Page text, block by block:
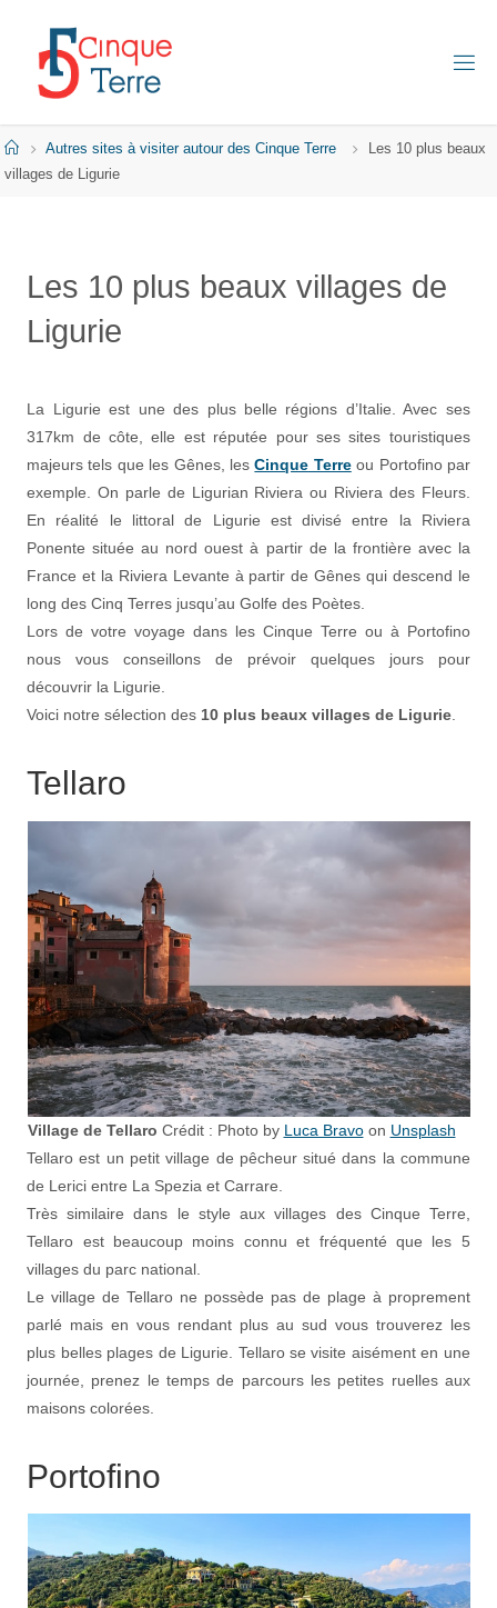
content
E
E
HomeAutres sites à visiter autour des Cinque Terre
Les 10 plus beaux
villages de Ligurie
Les 10 plus beaux villages de
Ligurie
La Ligurie est une des plus belle régions d’Italie. Avec ses
317km de côte, elle est réputée pour ses sites touristiques
majeurs tels que les Gênes, lesCinque Terreou Portofino par
exemple. On parle de Ligurian Riviera ou Riviera des Fleurs.
En réalité le littoral de Ligurie est divisé entre la Riviera
Ponente située au nord ouest à partir de la frontière avec la
France et la Riviera Levante à partir de Gênes qui descend le
long des Cinq Terres jusqu’au Golfe des Poètes.
Lors de votre voyage dans les Cinque Terre ou à Portofino
nous vous conseillons de prévoir quelques jours pour
découvrir la Ligurie.
Voici notre sélection des 10 plus beaux villages de Ligurie.
Tellaro
Village de Tellaro Crédit : Photo by Luca Bravoon Unsplash
Tellaro est un petit village de pêcheur situé dans la commune
de Lerici entre La Spezia et Carrare.
Très similaire dans le style aux villages des Cinque Terre,
Tellaro est beaucoup moins connu et fréquenté que les 5
villages du parc national.
Le village de Tellaro ne possède pas de plage à proprement
parlé mais en vous rendant plus au sud vous trouverez les
plus belles plages de Ligurie. Tellaro se visite aisément en une
journée, prenez le temps de parcours les petites ruelles aux
maisons colorées.
Portofino